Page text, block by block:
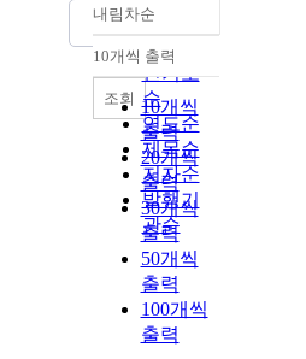
정확도
순
인기도
순
연도순
제목순
저자순
발행기
관순
내림차순
내림차순
10개씩 출력
10개씩
출력
20개씩
출력
30개씩
출력
50개씩
출력
100개씩
출력
조회